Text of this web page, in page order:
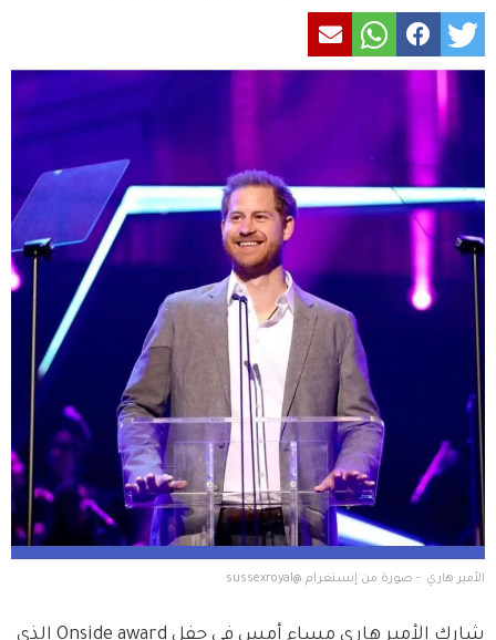
الأمير هاري  - صورة من إنستغرام @sussexroyal
شارك الأمير هاري مساء أمس في حفل Onside award الذي